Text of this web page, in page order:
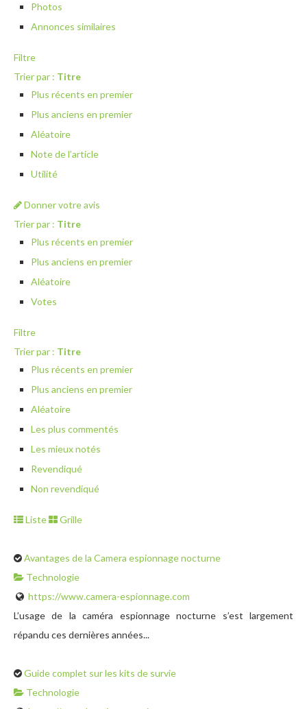
Photos
Annonces similaires
Filtre
Trier par : Titre
Plus récents en premier
Plus anciens en premier
Aléatoire
Note de l’article
Utilité
Donner votre avis
Trier par : Titre
Plus récents en premier
Plus anciens en premier
Aléatoire
Votes
Filtre
Trier par : Titre
Plus récents en premier
Plus anciens en premier
Aléatoire
Les plus commentés
Les mieux notés
Revendiqué
Non revendiqué
Liste Grille
Avantages de la Camera espionnage nocturne
Technologie
https://www.camera-espionnage.com
L’usage de la caméra espionnage nocturne s’est largement
répandu ces dernières années...
Guide complet sur les kits de survie
Technologie